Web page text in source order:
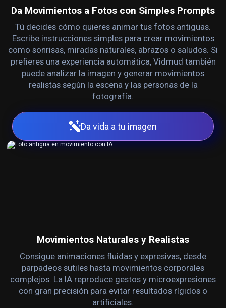
Da Movimientos a Fotos con Simples Prompts
Tú decides cómo quieres animar tus fotos antiguas.
Escribe instrucciones simples para crear movimientos
como sonrisas, miradas naturales, abrazos o saludos. Si
prefieres una experiencia automática, Vidmud también
puede analizar la imagen y generar movimientos
realistas según la escena y las personas de la
fotografía.
Da vida a tu imagen
Movimientos Naturales y Realistas
Consigue animaciones fluidas y expresivas, desde
parpadeos sutiles hasta movimientos corporales
complejos. La IA reproduce gestos y microexpresiones
con gran precisión para evitar resultados rígidos o
artificiales.